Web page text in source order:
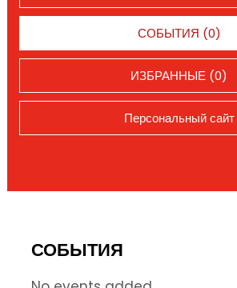
СОБЫТИЯ (0)
ИЗБРАННЫЕ (0)
Персональный сайт
СОБЫТИЯ